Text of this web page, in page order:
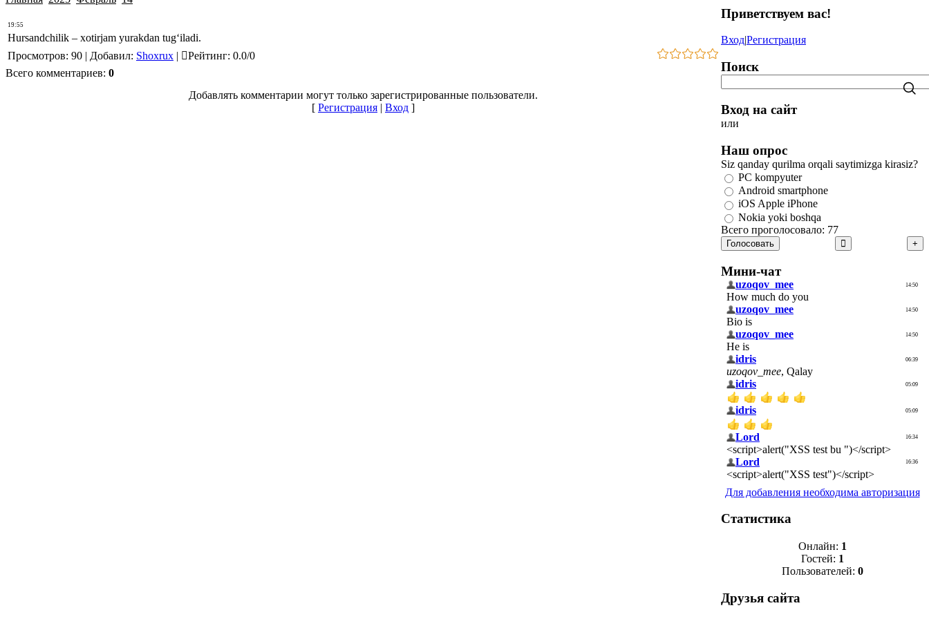
19:55
Hursandchilik – xotirjam yurakdan tug‘iladi.
Просмотров: 90 | Добавил: Shoxrux | Рейтинг: 0.0/0
Всего комментариев: 0
Добавлять комментарии могут только зарегистрированные пользователи.
[ Регистрация | Вход ]
Приветствуем вас!
Вход|Регистрация
Поиск
Вход на сайт
или
Наш опрос
Siz qanday qurilma orqali saytimizga kirasiz?
PC kompyuter
Android smartphone
iOS Apple iPhone
Nokia yoki boshqa
Всего проголосовало: 77
Голосовать
Мини-чат
Для добавления необходима авторизация
Статистика
Онлайн: 1
Гостей: 1
Пользователей: 0
Друзья сайта